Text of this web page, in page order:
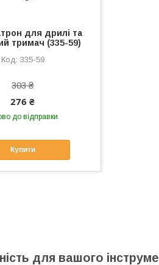
для дрилі та
тримач (335-59)
335-59
303 ₴
276 ₴
до відправки
Купити
для вашого